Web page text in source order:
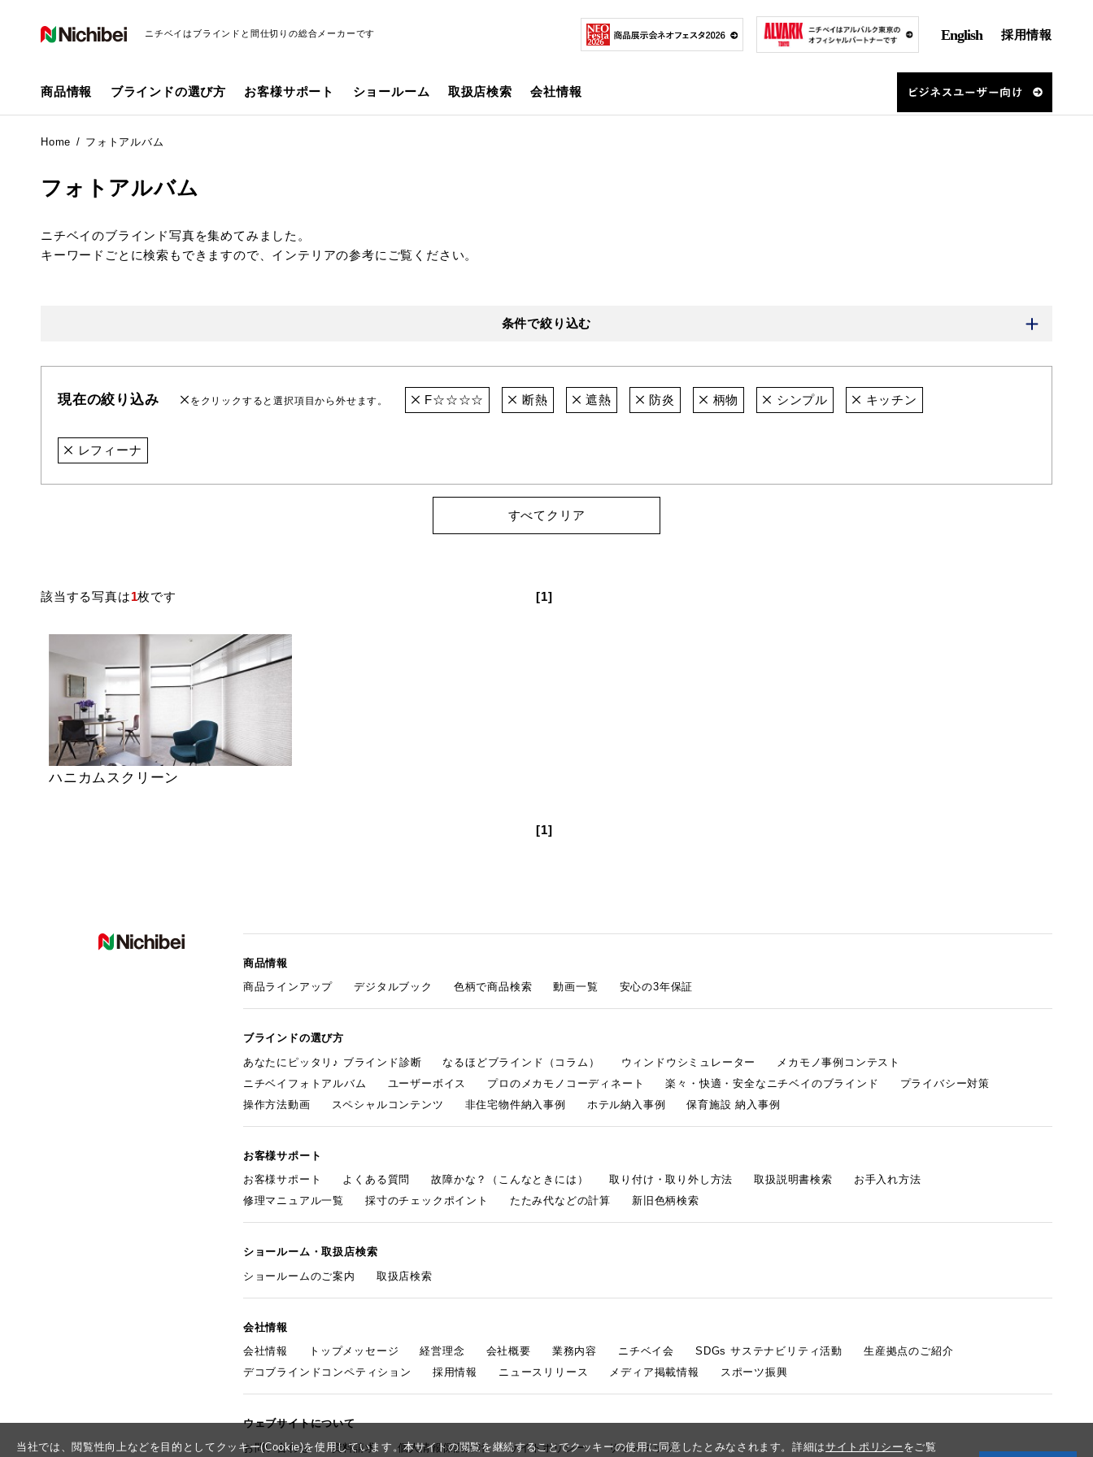
当社では、閲覧性向上などを目的としてクッキー(Cookie)を使用しています。本サイトの閲覧を継続することでクッキーの使用に同意したとみなされます。詳細はサイトポリシー をご覧
ニチベイはブラインドと間仕切りの総合メーカーです English 採用情報
商品情報 ブラインドの選び方 お客様サポート ショールーム 取扱店検索 会社情報
Home フォトアルバム
フォトアルバム
ニチベイのブラインド写真を集めてみました。
キーワードごとに検索もできますので、インテリアの参考にご覧ください。
条件で絞り込む
現在の絞り込み をクリックすると選択項目から外せます。 F☆☆☆☆ 断熱 遮熱 防炎 柄物 シンプル キッチン
レフィーナ
すべてクリア
該当する写真は1枚です [1]
ハニカムスクリーン
[1]
商品情報
商品ラインアップ
デジタルブック 色柄で商品検索 動画一覧 安心の3年保証
ブラインドの選び方
あなたにピッタリ♪ ブラインド診断
なるほどブラインド（コラム） ウィンドウシミュレーター
メカモノ事例コンテスト
ニチベイフォトアルバム
ユーザーボイス プロのメカモノコーディネート 楽々・快適・安全なニチベイのブラインド
プライバシー対策
操作方法動画
スペシャルコンテンツ 非住宅物件納入事例 ホテル納入事例 保育施設 納入事例
お客様サポート
お客様サポート
よくある質問 故障かな？（こんなときには） 取り付け・取り外し方法 取扱説明書検索
お手入れ方法
修理マニュアル一覧
採寸のチェックポイント たたみ代などの計算 新旧色柄検索
ショールーム・取扱店検索
ショールームのご案内
取扱店検索
会社情報
会社情報
トップメッセージ 経営理念 会社概要 業務内容 ニチベイ会 SDGs サステナビリティ活動
生産拠点のご紹介
デコブラインドコンペティション
採用情報 ニュースリリース メディア掲載情報 スポーツ振興
ウェブサイトについて
お問い合わせ
資料請求 個人情報保護方針 サイトポリシー サイトマップ